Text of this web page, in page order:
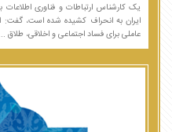
یک کارشناس ارتباطات و فناوری اطلاعات
ایران به انحراف کشیده شده است، گفت:
عاملی برای فساد اجتماعی و اخلاقی، طلاق ...